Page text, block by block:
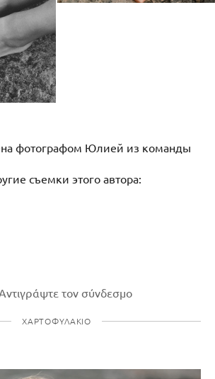
фотографом Юлией из команды
съемки этого автора:
τον σύνδεσμο
ΧΑΡΤΟΦΥΛΆΚΙΟ